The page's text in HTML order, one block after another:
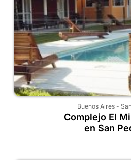
Buenos Aires-
Complejo El
en San